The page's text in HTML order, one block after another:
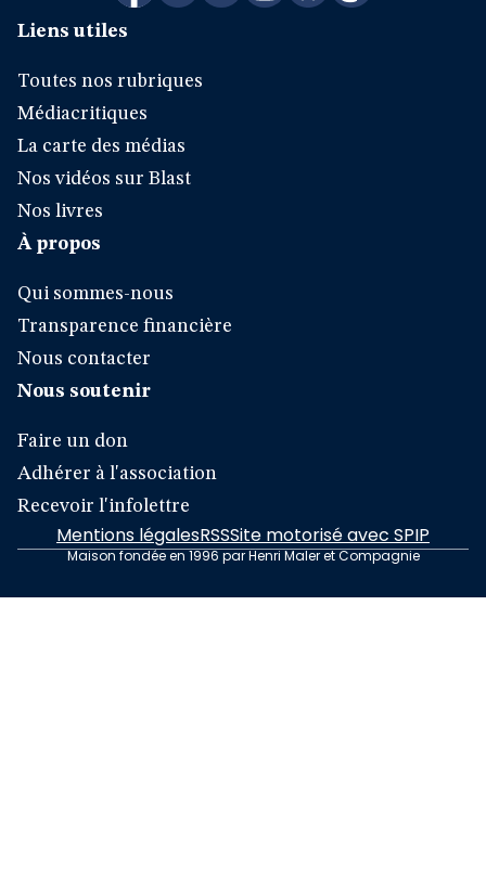
Liens utiles
Toutes nos rubriques
Médiacritiques
La carte des médias
Nos vidéos sur Blast
Nos livres
À propos
Qui sommes-nous
Transparence financière
Nous contacter
Nous soutenir
Faire un don
Adhérer à l'association
Recevoir l'infolettre
Mentions légalesRSSSite motorisé avec SPIP
Maison fondée en 1996 par Henri Maler et Compagnie